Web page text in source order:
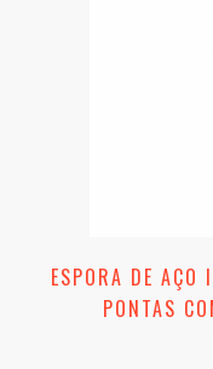
ESPORA DE
PONTAS